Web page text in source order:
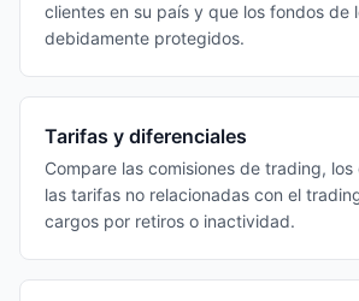
clientes en su país y que los fondos de
debidamente protegidos.
Tarifas y diferenciales
Compare las comisiones de trading,
las tarifas no relacionadas con el
cargos por retiros o inactividad.